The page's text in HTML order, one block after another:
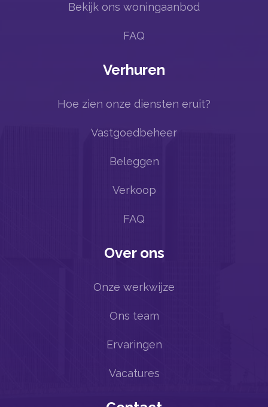
Bekijk ons woningaanbod
FAQ
Verhuren
Hoe zien onze diensten eruit?
Vastgoedbeheer
Beleggen
Verkoop
FAQ
Over ons
Onze werkwijze
Ons team
Ervaringen
Vacatures